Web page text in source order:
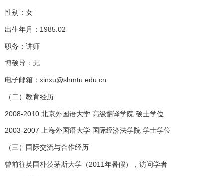
性别：女
出生年月：1985.02
职务：讲师
博硕导：无
电子邮箱：xinxu@shmtu.edu.cn
（二）教育经历
2008-2010 北京外国语大学 高级翻译学院 硕士学位
2003-2007 上海外国语大学 国际经济法学院 学士学位
（三）国际交流与合作经历
曾前往英国朴茨茅斯大学（2011年暑假），访问学者